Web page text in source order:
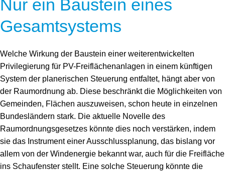
Nur ein Baustein eines
Gesamtsystems
Welche Wirkung der Baustein einer weiterentwickelten
Privilegierung für PV-Freiflächenanlagen in einem künftigen
System der planerischen Steuerung entfaltet, hängt aber von
der Raumordnung ab. Diese beschränkt die Möglichkeiten von
Gemeinden, Flächen auszuweisen, schon heute in einzelnen
Bundesländern stark. Die aktuelle Novelle des
Raumordnungsgesetzes könnte dies noch verstärken, indem
sie das Instrument einer Ausschlussplanung, das bislang vor
allem von der Windenergie bekannt war, auch für die Freifläche
ins Schaufenster stellt. Eine solche Steuerung könnte die